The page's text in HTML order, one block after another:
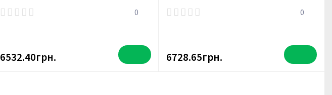
0
6532.40грн.
0
6728.65грн.